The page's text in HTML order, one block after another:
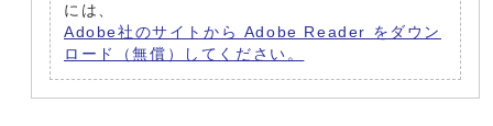
には、
Adobe社のサイトから Adobe Reader をダウン
ロード（無償）してください。